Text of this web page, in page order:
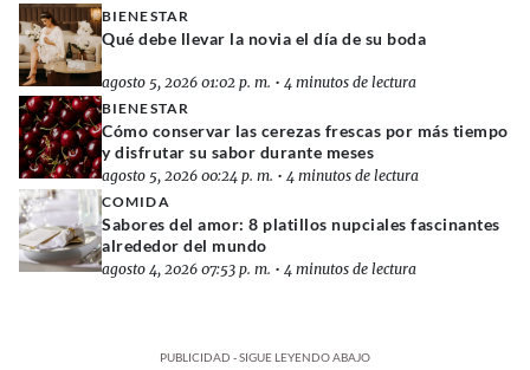
BIENESTAR
Qué debe llevar la novia el día de su boda
agosto 5, 2026 01:02 p. m. • 4 minutos de lectura
BIENESTAR
Cómo conservar las cerezas frescas por más tiempo
y disfrutar su sabor durante meses
agosto 5, 2026 00:24 p. m. • 4 minutos de lectura
COMIDA
Sabores del amor: 8 platillos nupciales fascinantes
alrededor del mundo
agosto 4, 2026 07:53 p. m. • 4 minutos de lectura
PUBLICIDAD - SIGUE LEYENDO ABAJO